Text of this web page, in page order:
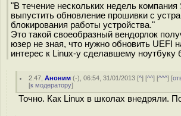
"В течение нескольких недель
выпустить обновление прошивки с
блокирования работы устройства."
Это такой своеобразный вендорлок
юзер не зная, что нужно обновить UEFI
интерес к Linux-у сделавшему ноутбуку
2.47 ,Аноним (-), 06:54, 31/01/2013 [^] [^^] [^^^] [
[к модератору]
Точно. Как Linux в школах внедряли.